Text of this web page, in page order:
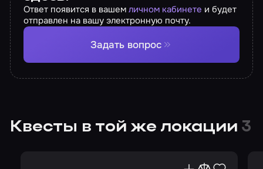
Ответ появится в вашемличном кабинете и будет
отправлен на вашу электронную почту.
Задать вопрос
Квесты в той же локации 3